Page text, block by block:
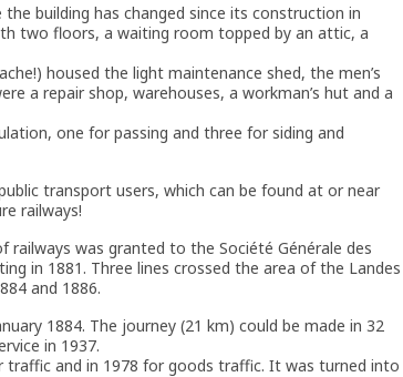
building has changed since its construction in
two floors, a waiting room topped by an attic, a
housed the light maintenance shed, the men’s
a repair shop, warehouses, a workman’s hut and a
one for passing and three for siding and
transport users, which can be found at or near
railways!
was granted to the Société Générale des
in 1881. Three lines crossed the area of the Landes
and 1886.
1884. The journey (21 km) could be made in 32
in 1937.
traffic and in 1978 for goods traffic. It was turned into